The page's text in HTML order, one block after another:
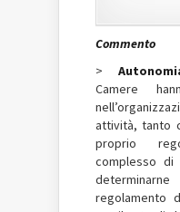
Commento
>
Camere
attività, tanto
proprio
complesso
regolamento